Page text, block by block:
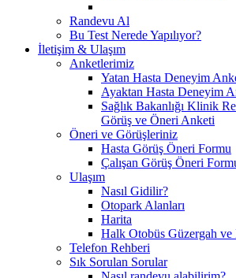
Randevu Al
Bu Test Nerede Yapılıyor?
İletişim & Ulaşım
Anketlerimiz
Yatan Hasta Deneyim
Ayaktan Hasta Deneyim
Sağlık Bakanlığı Klinik
Görüş ve Öneri Anketi
Öneri ve Görüşleriniz
Hasta Görüş Öneri Formu
Çalışan Görüş Öneri
Ulaşım
Nasıl Gidilir?
Otopark Alanları
Harita
Halk Otobüs Güzergah ve
Telefon Rehberi
Sık Sorulan Sorular